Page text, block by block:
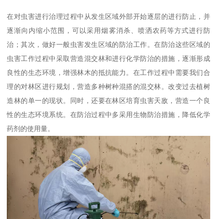
在对虫害进行治理过程中从发生区域外部开始逐层的进行防止，并
逐渐向内缩小范围，可以采用烟雾消杀、喷洒农药等方式进行防
治；其次，做好一般虫害发生区域的防治工作。在防治这些区域的
虫害工作过程中采取营造混交林和进行化学防治的措施，逐渐形成
良性的生态环境，增强林木的抵抗能力。在工作过程中需要我们合
理的对林区进行规划，营造多种树种混搭的混交林。改变过去植树
造林的单一的现状。同时，还要在林区培育虫害天敌，营造一个良
性的生态环境系统。在防治过程中多采用生物防治措施，降低化学
药剂的使用量。